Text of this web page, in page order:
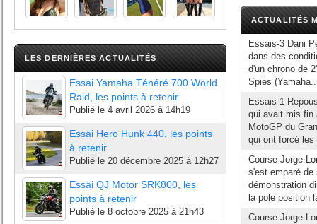
LES DERNIÈRES ACTUALITÉS
Essai Yamaha Ténéré 700 World
Raid, les points à retenir
Publié le 4 avril 2026 à 14h19
Essai Hero Hunk 440, les points
à retenir
Publié le 20 décembre 2025 à 12h27
Essai QJ Motor SRK800, les
points à retenir
Publié le 8 octobre 2025 à 21h43
ACTUALITÉS
Essais-3 Dani
dans des
d'un chrono de
Spies
Essais-1
qui avait mis fin
MotoGP du
qui ont forcé
Course Jorge
s'est emparé
démonstration
la pole position
Course Jorge